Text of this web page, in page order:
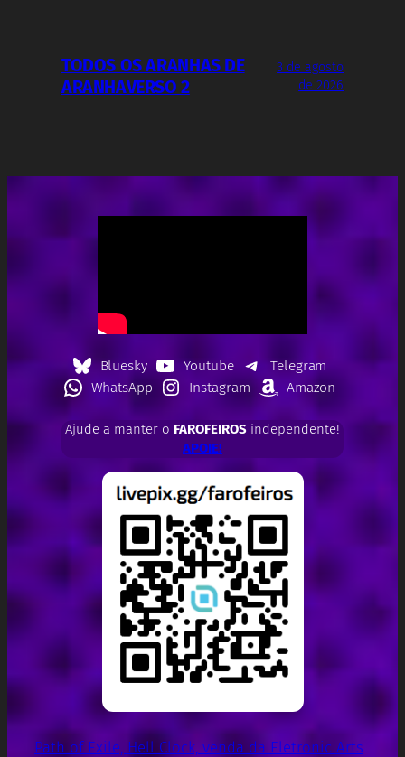
TODOS OS ARANHAS DE
ARANHAVERSO 2
3 de agosto
de 2026
Bluesky Youtube
Telegram
WhatsApp
Instagram Amazon
Ajude a manter o FAROFEIROSindependente!
APOIE!
Path of Exile, Hell Clock, venda da Eletronic Arts